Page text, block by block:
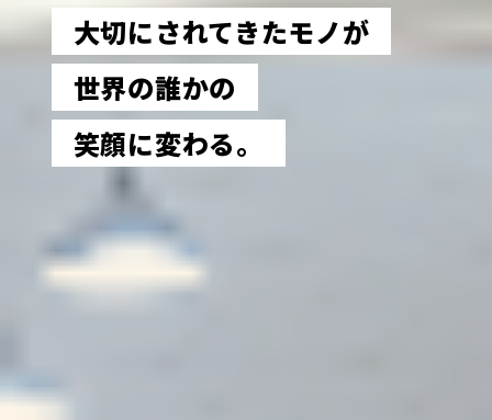
大切にされてきたモノが
世界の誰かの
笑顔に変わる。